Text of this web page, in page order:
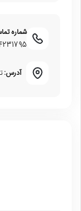
شماره
آدرس: